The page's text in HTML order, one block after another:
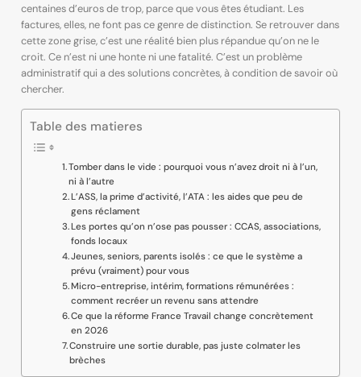
centaines d’euros de trop, parce que vous êtes étudiant. Les
factures, elles, ne font pas ce genre de distinction. Se retrouver dans
cette zone grise, c’est une réalité bien plus répandue qu’on ne le
croit. Ce n’est ni une honte ni une fatalité. C’est un problème
administratif qui a des solutions concrètes, à condition de savoir où
chercher.
Table des matieres
Tomber dans le vide : pourquoi vous n’avez droit ni à l’un,
ni à l’autre
L’ASS, la prime d’activité, l’ATA : les aides que peu de
gens réclament
Les portes qu’on n’ose pas pousser : CCAS, associations,
fonds locaux
Jeunes, seniors, parents isolés : ce que le système a
prévu (vraiment) pour vous
Micro-entreprise, intérim, formations rémunérées :
comment recréer un revenu sans attendre
Ce que la réforme France Travail change concrètement
en 2026
Construire une sortie durable, pas juste colmater les
brèches